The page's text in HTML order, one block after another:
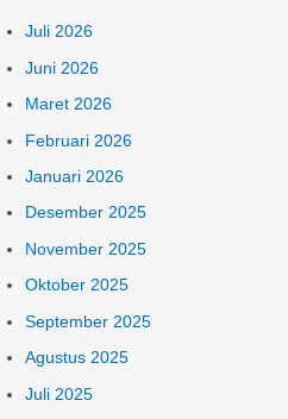
Juli 2026
Juni 2026
Maret 2026
Februari 2026
Januari 2026
Desember 2025
November 2025
Oktober 2025
September 2025
Agustus 2025
Juli 2025